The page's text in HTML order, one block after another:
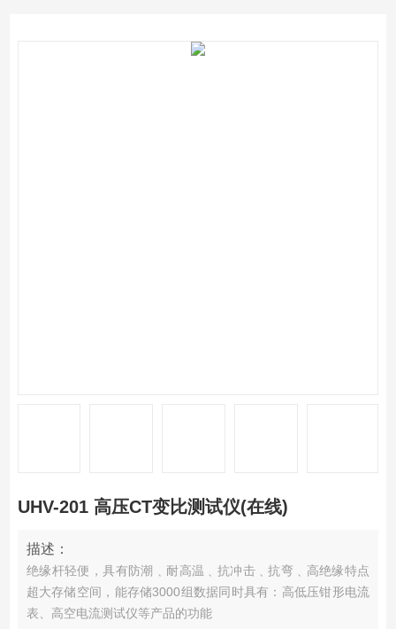
UHV-201 高压CT变比测试仪(在线)
描述：
绝缘杆轻便，具有防潮﹑耐高温﹑抗冲击﹑抗弯﹑高绝缘特点
超大存储空间，能存储3000组数据同时具有：高低压钳形电流
表、高空电流测试仪等产品的功能